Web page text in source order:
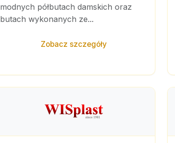
modnych półbutach damskich oraz
butach wykonanych ze...
Zobacz szczegóły